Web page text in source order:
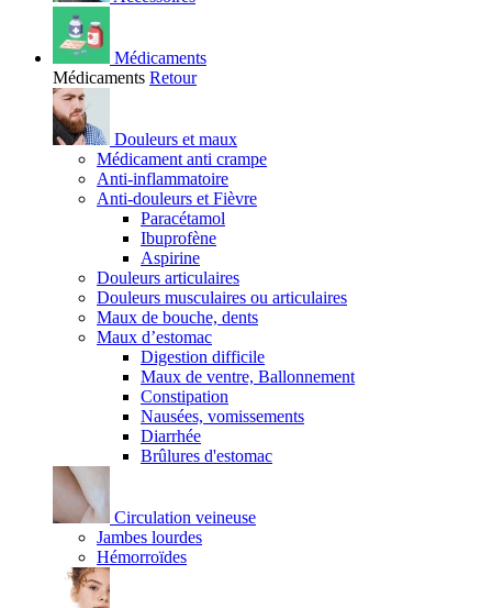
Médicaments
Médicaments Retour
Douleurs et maux
Médicament anti crampe
Anti-inflammatoire
Anti-douleurs et Fièvre
Paracétamol
Ibuprofène
Aspirine
Douleurs articulaires
Douleurs musculaires ou articulaires
Maux de bouche, dents
Maux d’estomac
Digestion difficile
Maux de ventre, Ballonnement
Constipation
Nausées, vomissements
Diarrhée
Brûlures d'estomac
Circulation veineuse
Jambes lourdes
Hémorroïdes